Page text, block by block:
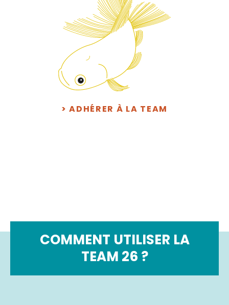
> ADHÉRER À LA TEAM
COMMENT UTILISER LA
TEAM 26 ?